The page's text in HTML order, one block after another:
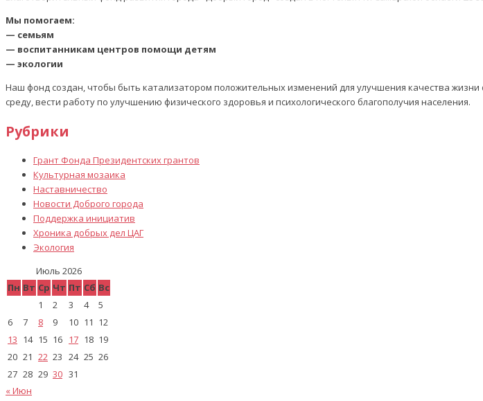
Мы помогаем:
— семьям
— воспитанникам центров помощи детям
— экологии
Наш фонд создан, чтобы быть катализатором положительных изменений для улучшения качества
среду, вести работу по улучшению физического здоровья и психологического благополучия населения.
Рубрики
Грант Фонда Президентских грантов
Культурная мозаика
Наставничество
Новости Доброго города
Поддержка инициатив
Хроника добрых дел ЦАГ
Экология
Июль 2026
Пн Вт Ср Чт Пт Сб Вс
1
2 3 4
5
6
7 8 9 10 11 12
13 14 15 16 17 18 19
20 21 22 23 24 25 26
27 28 29 30 31
« Июн